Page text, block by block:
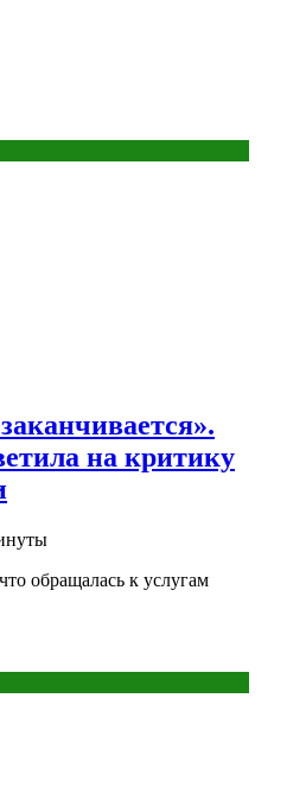
на критику
обращалась к услугам